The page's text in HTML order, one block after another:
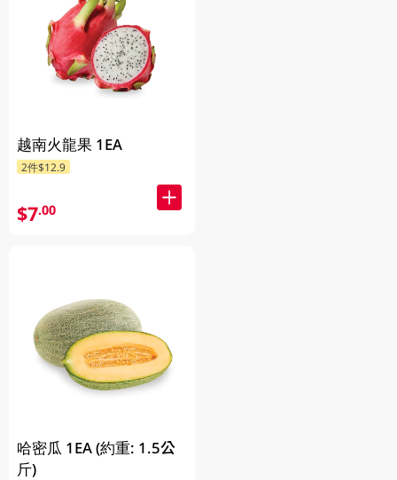
越南火龍果 1EA
2件$12.9
$7.00
哈密瓜 1EA (約重: 1.5公
斤)